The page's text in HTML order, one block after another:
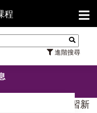
程
進階搜尋
【
心學雲端教室學習新